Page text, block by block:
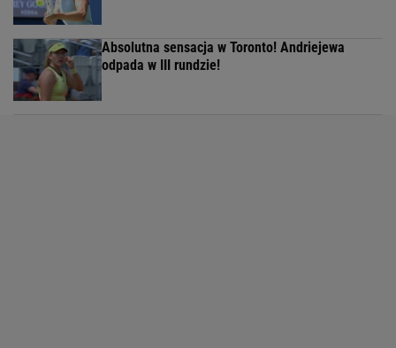
Absolutna sensacja w Toronto! Andriejewa
odpada w III rundzie!